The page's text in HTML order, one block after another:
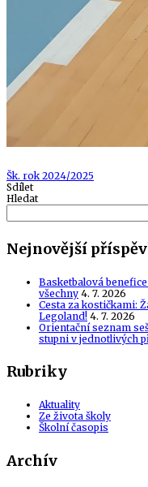
Tags
Šk. rok 2024/2025
Sdílet
Hledat
Nejnovější
Basketbalová
všechny 4. 7. 2026
Cesta za kostičkami:
Legoland! 4. 7. 2026
Orientační seznam
stupni v jednotlivých
Rubriky
Aktuality
Ze života školy
Školní časopis
Archív